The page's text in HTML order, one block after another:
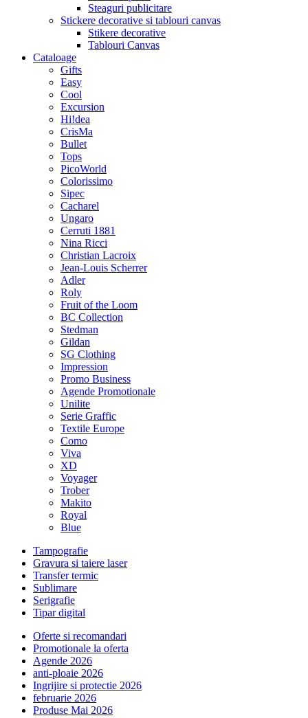
Steaguri publicitare
Stickere decorative si tablouri canvas
Stikere decorative
Tablouri Canvas
Cataloage
Gifts
Easy
Cool
Excursion
Hi!dea
CrisMa
Bullet
Tops
PicoWorld
Colorissimo
Sipec
Cacharel
Ungaro
Cerruti 1881
Nina Ricci
Christian Lacroix
Jean-Louis Scherrer
Adler
Roly
Fruit of the Loom
BC Collection
Stedman
Gildan
SG Clothing
Impression
Promo Business
Agende Promotionale
Unilite
Serie Graffic
Textile Europe
Como
Viva
XD
Voyager
Trober
Makito
Royal
Blue
Tampografie
Gravura si taiere laser
Transfer termic
Sublimare
Serigrafie
Tipar digital
Oferte si recomandari
Promotionale la oferta
Agende 2026
anti-ploaie 2026
Ingrijire si protectie 2026
februarie 2026
Produse Mai 2026